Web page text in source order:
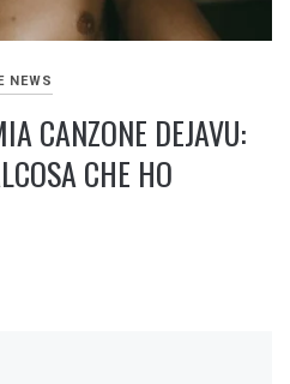
NEWS
CANZONE DEJAVU:
CHE HO